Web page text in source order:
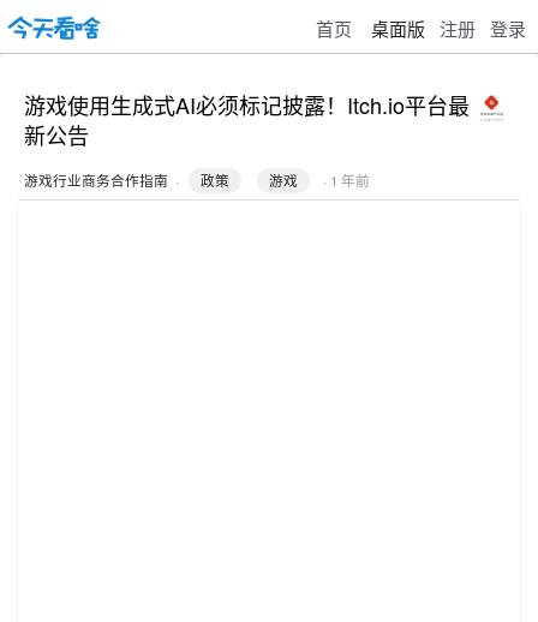
首页 桌面版 注册 登录
游戏使用生成式AI必须标记披露！Itch.io平台最
新公告
游戏行业商务合作指南 · 政策 游戏 · 1 年前